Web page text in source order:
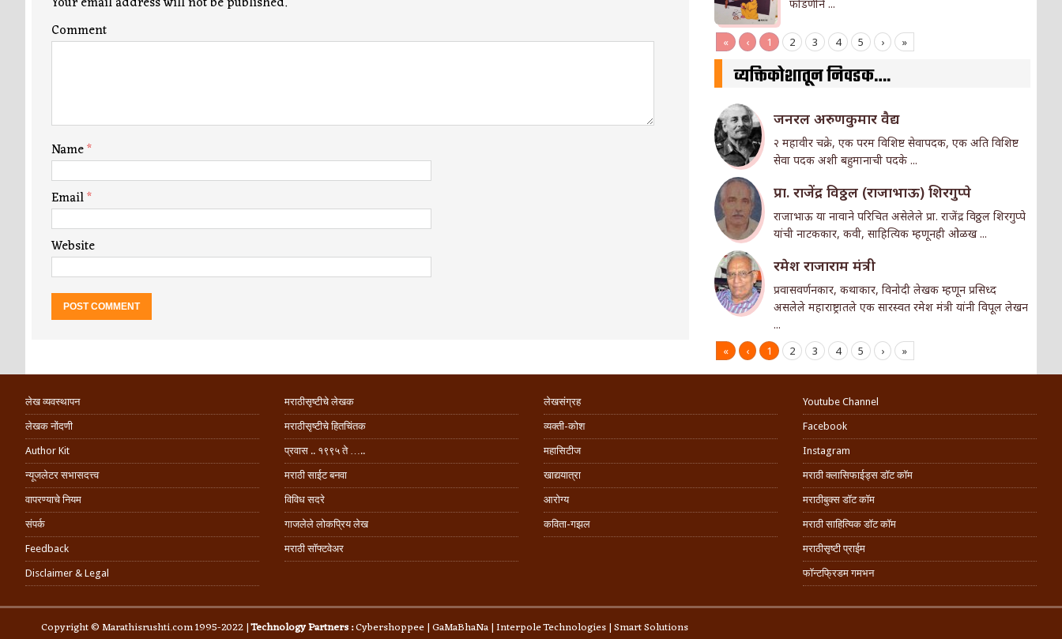
Comment
Name*
Email*
Website
फोडणीने ...
« ‹ 1 2 3 4 5 › »
व्यक्तिकोशातून निवडक….
जनरल अरुणकुमार वैद्य
२ महावीर चक्रे, एक परम विशिष्ट सेवापदक, एक अति विशिष्ट
सेवा पदक अशी बहुमानाची पदके ...
प्रा. राजेंद्र विठ्ठल (राजाभाऊ) शिरगुप्पे
राजाभाऊ या नावाने परिचित असेलेले प्रा. राजेंद्र विठ्ठल शिरगुप्पे
यांची नाटककार, कवी, साहित्यिक म्हणूनही ओळख ...
रमेश राजाराम मंत्री
प्रवासवर्णनकार, कथाकार, विनोदी लेखक म्हणून प्रसिध्द
असलेले महाराष्ट्रातले एक सारस्वत रमेश मंत्री यांनी विपूल लेखन
...
« ‹ 1 2 3 4 5 › »
लेख व्यवस्थापन
लेखक नोंदणी
Author Kit
न्यूजलेटर सभासदत्त्व
वापरण्याचे नियम
संपर्क
Feedback
Disclaimer & Legal
मराठीसृष्टीचे लेखक
मराठीसृष्टीचे हितचिंतक
प्रवास .. १९९५ ते …..
मराठी साईट बनवा
विविध सदरे
गाजलेले लोकप्रिय लेख
मराठी सॉफ्टवेअर
लेखसंग्रह
व्यक्ती-कोश
महासिटीज
खाद्ययात्रा
आरोग्य
कविता-गझल
Youtube Channel
Facebook
Instagram
मराठी क्लासिफाईड्स डॉट कॉम
मराठीबुक्स डॉट कॉम
मराठी साहित्यिक डॉट कॉम
मराठीसृष्टी प्राईम
फॉन्टफ्रिडम गमभन
Copyright © Marathisrushti.com 1995-2022 |Technology Partners :Cybershoppee|GaMaBhaNa|Interpole Technologies| Smart Solutions